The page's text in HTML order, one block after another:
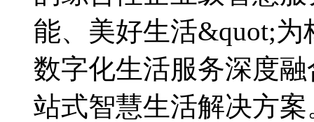
能、美好生活&quot;
数字化生活服务深度
站式智慧生活解决方